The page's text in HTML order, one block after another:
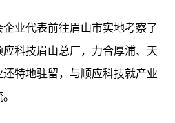
业代表前往眉山市实地考察了
科技眉山总厂，力合厚浦、天
特地驻留，与顺应科技就产业